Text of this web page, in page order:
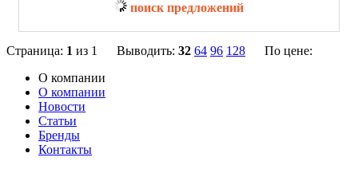
поиск предложений
Страница: 1 из 1 Выводить: 32 64 96 128
По цене:
О компании
О компании
Новости
Статьи
Бренды
Контакты